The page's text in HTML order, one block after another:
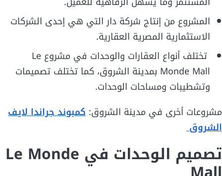
المشروع من إنتاج شركة دار التي هي إحدى الشركات
الاستثمارية المصرية العقارية.
تختلف أنواع العقارات والوحدات في مشروع Le
Monde Mall بمدينة الشروق، كما تختلف تصميمات
وتشطيبات ومساحات الوحدات.
مشروعات أخرى في مدينة الشروق: كمبوند جراندا لايف
الشروق
تصميم الوحدات في Le Monde